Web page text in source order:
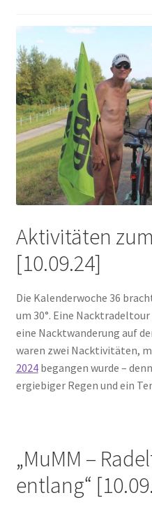
Aktivitäten
[10.09.24]
Die Kalenderwoche 36
um 30°. Eine
eine Nacktwanderung auf
waren zwei Nacktivitäten,
2024begangen wurde –
ergiebiger Regen und ein
„MuMM –
entlang“